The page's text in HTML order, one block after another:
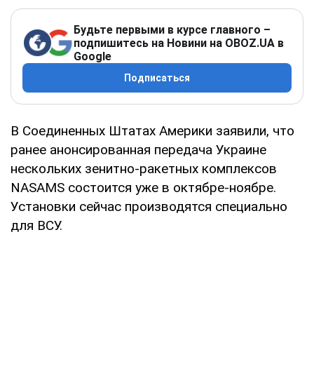
Будьте первыми в курсе главного –
подпишитесь на Новини на OBOZ.UA в
Google
Подписаться
В Соединенных Штатах Америки заявили, что
ранее анонсированная передача Украине
нескольких зенитно-ракетных комплексов
NASAMS состоится уже в октябре-ноябре.
Установки сейчас производятся специально
для ВСУ.